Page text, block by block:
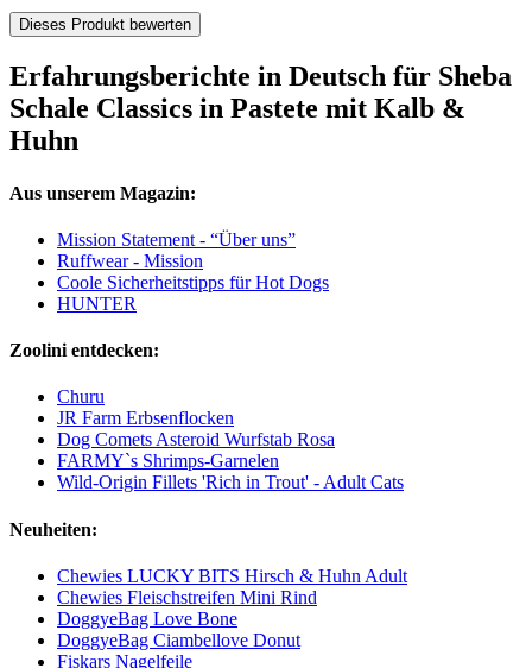
Dieses Produkt bewerten
Erfahrungsberichte in Deutsch für Sheba
Schale Classics in Pastete mit Kalb &
Huhn
Aus unserem Magazin:
Mission Statement - “Über uns”
Ruffwear - Mission
Coole Sicherheitstipps für Hot Dogs
HUNTER
Zoolini entdecken:
Churu
JR Farm Erbsenflocken
Dog Comets Asteroid Wurfstab Rosa
FARMY`s Shrimps-Garnelen
Wild-Origin Fillets 'Rich in Trout' - Adult Cats
Neuheiten:
Chewies LUCKY BITS Hirsch & Huhn Adult
Chewies Fleischstreifen Mini Rind
DoggyeBag Love Bone
DoggyeBag Ciambellove Donut
Fiskars Nagelfeile